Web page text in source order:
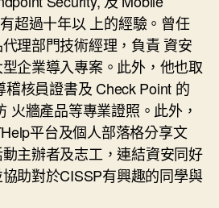
超過十年以 上的經驗。曾任
理部門技術經理，負責 資安
企業導入專案。此外，他也取
核員證書及 Check Point 的
火牆產品等專業證照。此外，
平台及個人部落格分享文
主辦者及志工，連結資安同好
助對於CISSP有興趣的同學與